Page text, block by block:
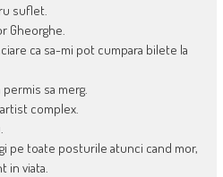
suflet.
Gheorghe.
ca sa-mi pot cumpara bilete la
sa merg.
complex.
pe toate posturile atunci cand mor,
in viata.